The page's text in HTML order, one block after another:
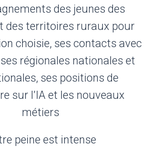
des jeunes des
des territoires ruraux pour
choisie, ses contacts avec
régionales nationales et
ses positions de
sur l’IA et les nouveaux
métiers
peine est intense